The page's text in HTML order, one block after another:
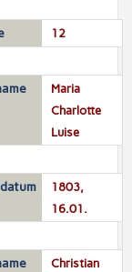
12
Maria
Charlotte
Luise
1803,
16.01.
Christian